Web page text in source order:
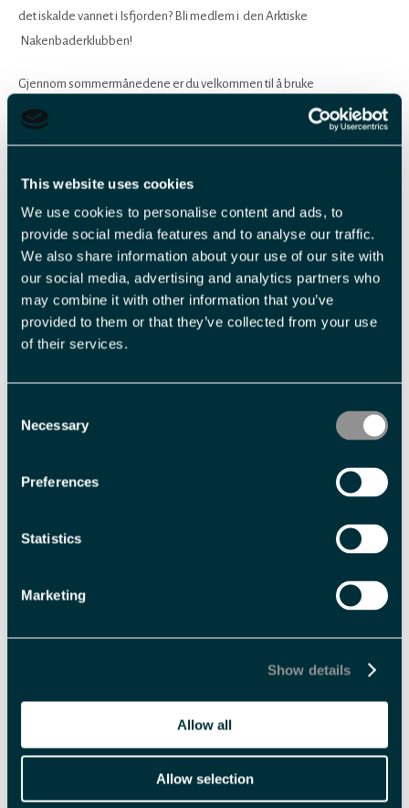
This website uses cookies
We use cookies to personalise content and ads, to
provide social media features and to analyse our traffic.
We also share information about your use of our site with
our social media, advertising and analytics partners who
may combine it with other information that you’ve
provided to them or that they’ve collected from your use
of their services.
Selection
Necessary
Preferences
Statistics
Marketing
Show details
Allow all
Allow selection
det iskalde vannet i Isfjorden? Bli medlem i den Arktiske
Nakenbaderklubben!
Gjennom sommermånedene er du velkommen til å bruke
Longyearbyen Camping som din basecamp, og nyte den unike og
intense naturen, som er ulik alt annet.
Og.....ja, dette er verdens nordligste campingplass!
Viktig informasjon
Les mer
Fasiliteter
Symboler
TripAdvisor
Trip Advisor vurdering:
Service
Sted